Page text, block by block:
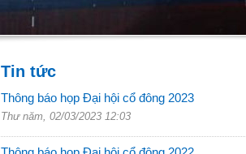
Tin tức
Thông báo họp Đại hội cổ đông 2023
Thư năm, 02/03/2023 12:03